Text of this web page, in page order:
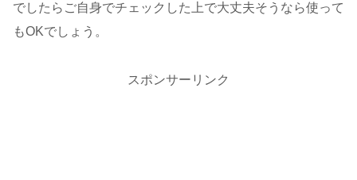
でしたらご自身でチェックした上で大丈夫そうなら使って
もOKでしょう。
スポンサーリンク